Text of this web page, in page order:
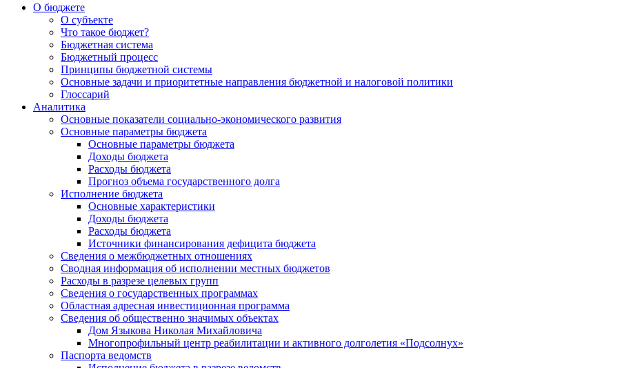
О бюджете
О субъекте
Что такое бюджет?
Бюджетная система
Бюджетный процесс
Принципы бюджетной системы
Основные задачи и приоритетные направления бюджетной и налоговой политики
Глоссарий
Аналитика
Основные показатели социально-экономического развития
Основные параметры бюджета
Основные параметры бюджета
Доходы бюджета
Расходы бюджета
Прогноз объема государственного долга
Исполнение бюджета
Основные характеристики
Доходы бюджета
Расходы бюджета
Источники финансирования дефицита бюджета
Сведения о межбюджетных отношениях
Сводная информация об исполнении местных бюджетов
Расходы в разрезе целевых групп
Сведения о государственных программах
Областная адресная инвестиционная программа
Сведения об общественно значимых объектах
Дом Языкова Николая Михайловича
Многопрофильный центр реабилитации и активного долголетия «Подсолнух»
Паспорта ведомств